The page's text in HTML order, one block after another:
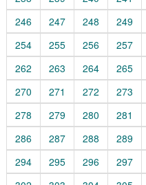
246
247 248 249
254
255 256 257
262
263 264 265
270
271 272 273
278
279 280 281
286
287 288 289
294
295 296 297